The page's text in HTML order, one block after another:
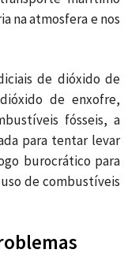
na atmosfera e nos
de dióxido de
de enxofre,
fósseis, a
para tentar levar
burocrático para
de combustíveis